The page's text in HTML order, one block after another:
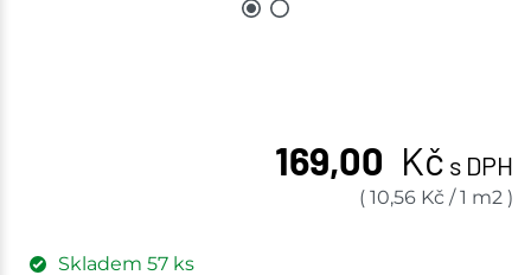
169,00 Kč s DPH
( 10,56 Kč /1 m2 )
Skladem 57 ks